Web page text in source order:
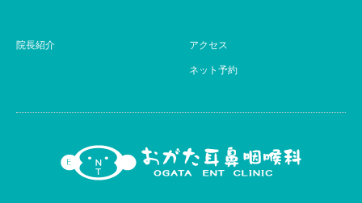
院長紹介 アクセス
ネット予約